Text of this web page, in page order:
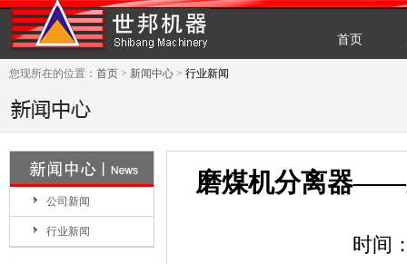
首页
您现所在的位置： 首页 > 新闻中心 > 行业新闻
公司新闻
行业新闻
磨煤机分离器——
时间